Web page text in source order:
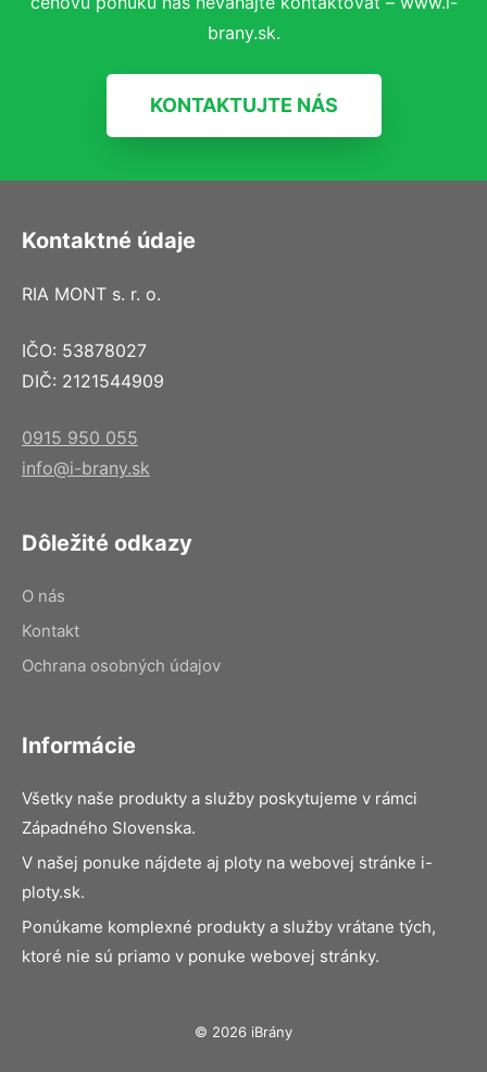
brany.sk.
KONTAKTUJTE NÁS
Kontaktné údaje
RIA MONT s. r. o.
IČO: 53878027
DIČ: 2121544909
0915 950 055
info@i-brany.sk
Dôležité odkazy
O nás
Kontakt
Ochrana osobných údajov
Informácie
Všetky naše produkty a služby poskytujeme v rámci
Západného Slovenska.
V našej ponuke nájdete aj ploty na webovej stránke i-
ploty.sk.
Ponúkame komplexné produkty a služby vrátane tých,
ktoré nie sú priamo v ponuke webovej stránky.
© 2026 iBrány